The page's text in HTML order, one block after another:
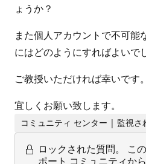
ょうか？
また個人アカウントで不可能
にはどのようにすればよいで
ご教授いただければ幸いです。
宜しくお願い致します。
コミュニティ センター | 監視さ
ロックされた質問。
こ
ポート コミュニティか